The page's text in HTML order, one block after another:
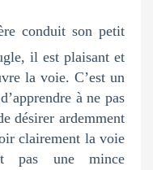
conduit son petit
il est plaisant et
la voie. C’est un
à ne pas
désirer ardemment
clairement la voie
pas une mince